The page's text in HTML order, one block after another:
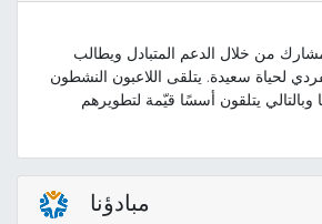
من خلال الدعم المتبادل ويطالب
لحياة سعيدة. يتلقى اللاعبون النشطون
يتلقون أسسًا قيّمة لتطويرهم
مبادؤنا